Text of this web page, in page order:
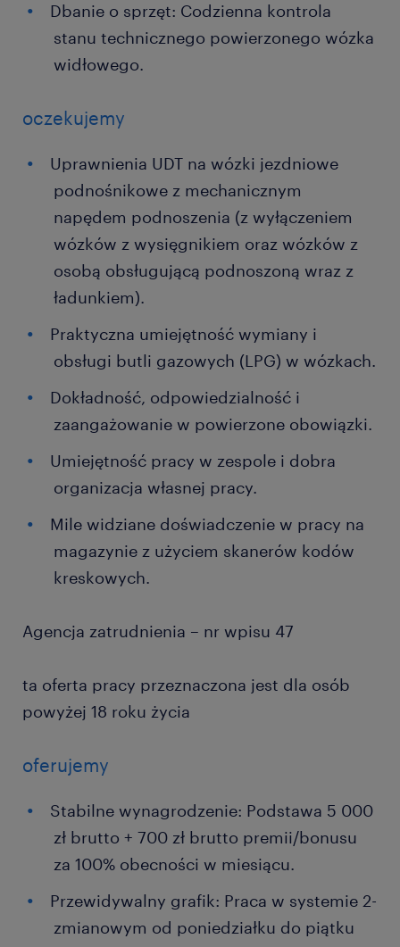
Dbanie o sprzęt: Codzienna kontrola
stanu technicznego powierzonego wózka
widłowego.
oczekujemy
Uprawnienia UDT na wózki jezdniowe
podnośnikowe z mechanicznym
napędem podnoszenia (z wyłączeniem
wózków z wysięgnikiem oraz wózków z
osobą obsługującą podnoszoną wraz z
ładunkiem).
Praktyczna umiejętność wymiany i
obsługi butli gazowych (LPG) w wózkach.
Dokładność, odpowiedzialność i
zaangażowanie w powierzone obowiązki.
Umiejętność pracy w zespole i dobra
organizacja własnej pracy.
Mile widziane doświadczenie w pracy na
magazynie z użyciem skanerów kodów
kreskowych.
Agencja zatrudnienia – nr wpisu 47
ta oferta pracy przeznaczona jest dla osób
powyżej 18 roku życia
oferujemy
Stabilne wynagrodzenie: Podstawa 5 000
zł brutto + 700 zł brutto premii/bonusu
za 100% obecności w miesiącu.
Przewidywalny grafik: Praca w systemie 2-
zmianowym od poniedziałku do piątku